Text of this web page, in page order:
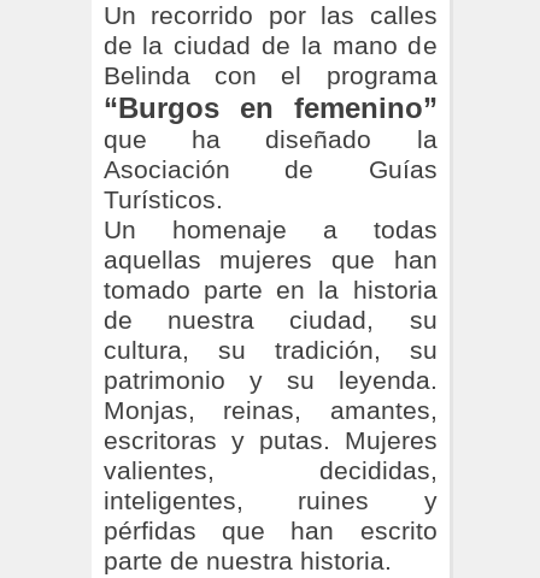
Un recorrido por las calles
de la ciudad de la mano de
Belinda con el programa
“Burgos en femenino”
que ha diseñado la
Asociación de Guías
Turísticos.
Un homenaje a todas
aquellas mujeres que han
tomado parte en la historia
de nuestra ciudad, su
cultura, su tradición, su
patrimonio y su leyenda.
Monjas, reinas, amantes,
escritoras y putas. Mujeres
valientes, decididas,
inteligentes, ruines y
pérfidas que han escrito
parte de nuestra historia.